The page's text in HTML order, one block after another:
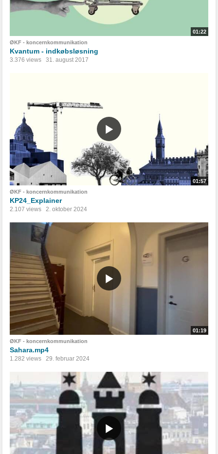
01:22
ØKF - koncernkommunikation
Kvantum - indkøbsløsning
3.376 views 31. august 2017
01:57
ØKF - koncernkommunikation
KP24_Explainer
2.107 views 2. oktober 2024
01:19
ØKF - koncernkommunikation
Sahara.mp4
1.282 views 29. februar 2024